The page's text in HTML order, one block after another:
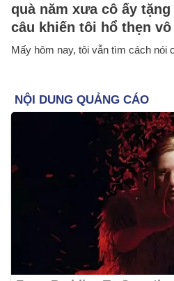
quà năm xưa cô ấy
câu khiến tôi hổ thẹn vô
Mấy hôm nay, tôi vẫn tìm cách nói